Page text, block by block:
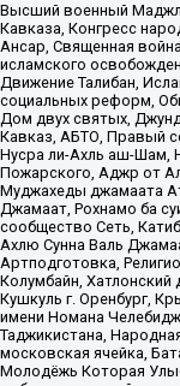
Высший военный
Кавказа, Конгресс
Ансар, Священная
исламского
Движение Талибан,
социальных реформ,
Дом двух святых,
Кавказ, АБТО, Правый
Нусра ли-Ахль аш-Шам,
Пожарского, Аджр от
Муджахеды джамаата
Джамаат, Рохнамо ба
сообщество Сеть,
Ахлю Сунна Валь
Артподготовка,
Колумбайн, Хатлонский
Кушкуль г. Оренбург,
имени Номана
Таджикистана,
московская ячейка,
Молодёжь Которая